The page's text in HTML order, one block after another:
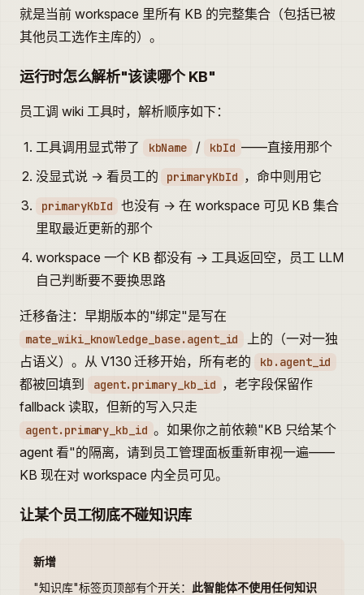
就是当前 workspace 里所有 KB 的完整集合（包括已被
其他员工选作主库的）。
运行时怎么解析"该读哪个 KB"
员工调 wiki 工具时，解析顺序如下：
工具调用显式带了 kbName / kbId ——直接用那个
没显式说 → 看员工的
primaryKbId ，命中则用它
primaryKbId
也没有 → 在 workspace 可见 KB 集合
里取最近更新的那个
workspace 一个 KB 都没有 → 工具返回空，员工 LLM
自己判断要不要换思路
迁移备注：早期版本的"绑定"是写在
mate_wiki_knowledge_base.agent_id
上的（一对一独
占语义）。从 V130 迁移开始，所有老的
kb.agent_id
都被回填到 agent.primary_kb_id ，老字段保留作
fallback 读取，但新的写入只走
agent.primary_kb_id 。如果你之前依赖"KB 只给某个
agent 看"的隔离，请到员工管理面板重新审视一遍——
KB 现在对 workspace 内全员可见。
让某个员工彻底不碰知识库
新增
"知识库"标签页顶部有个开关： 此智能体不使用任何知识